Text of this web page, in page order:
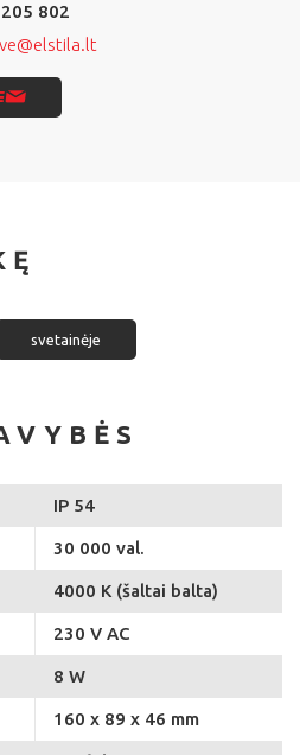
802
svetainėje
IP 54
30 000 val.
4000 K (šaltai balta)
230 V AC
8 W
160 x 89 x 46 mm